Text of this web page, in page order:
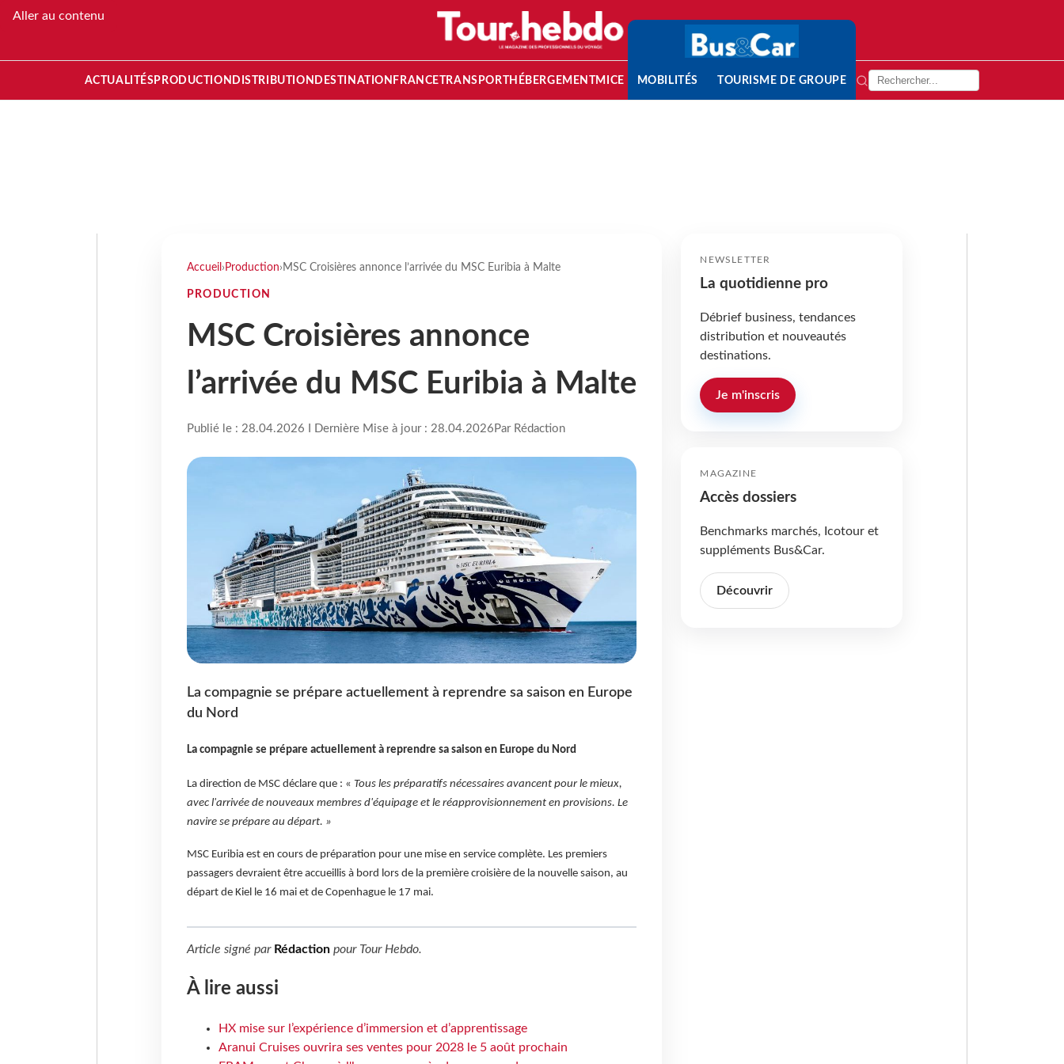
Aller au contenu
ACTUALITÉS PRODUCTION DISTRIBUTION DESTINATION FRANCETRANSPORT HÉBERGEMENTMICE MOBILITÉS TOURISME DE GROUPE
Accueil › Production› MSC Croisières annonce l’arrivée du MSC Euribia à Malte
PRODUCTION
MSC Croisières annonce
l’arrivée du MSC Euribia à Malte
Publié le : 28.04.2026 I Dernière Mise à jour : 28.04.2026 Par Rédaction
La compagnie se prépare actuellement à reprendre sa saison en Europe
du Nord
La compagnie se prépare actuellement à reprendre sa saison en Europe du Nord
La direction de MSC déclare que : « Tous les préparatifs nécessaires avancent pour le mieux,
avec l'arrivée de nouveaux membres d'équipage et le réapprovisionnement en provisions. Le
navire se prépare au départ. »
MSC Euribia est en cours de préparation pour une mise en service complète. Les premiers
passagers devraient être accueillis à bord lors de la première croisière de la nouvelle saison, au
départ de Kiel le 16 mai et de Copenhague le 17 mai.
Article signé par Rédactionpour Tour Hebdo.
À lire aussi
HX mise sur l’expérience d’immersion et d’apprentissage
Aranui Cruises ouvrira ses ventes pour 2028 le 5 août prochain
NEWSLETTER
La quotidienne pro
Débrief business, tendances
distribution et nouveautés
destinations.
Je m'inscris
MAGAZINE
Accès dossiers
Benchmarks marchés, Icotour et
suppléments Bus&Car.
Découvrir